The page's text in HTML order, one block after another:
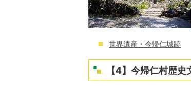
世界遺産・今帰仁城跡
【4】今帰仁村歴